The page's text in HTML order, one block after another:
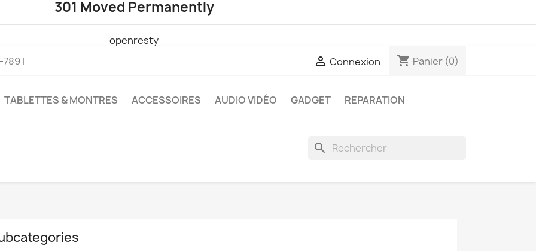
301 Moved Permanently
openresty
|
 Connexion shopping_cart Panier (0)
TABLETTES & MONTRES ACCESSOIRES AUDIO VIDÉO GADGET REPARATION
search